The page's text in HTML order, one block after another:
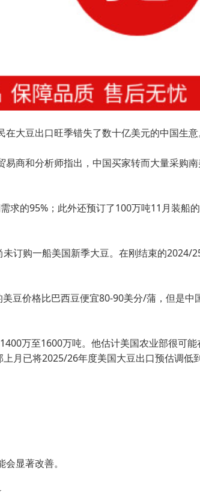
大豆出口旺季错失了数十亿美元的中国生意
商和分析师指出，中国买家转而大量采购
的95%；此外还预订了100万吨11月装船
订购一船美国新季大豆。在刚结束的2024/
价格比巴西豆便宜80-90美分/蒲，但是中
万至1600万吨。他估计美国农业部很可能
月已将2025/26年度美国大豆出口预估调低
显著改善。